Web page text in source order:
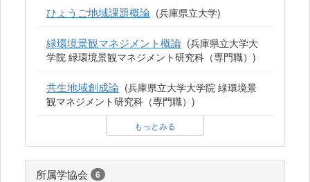
ひょうご地域課題概論 (兵庫県立大学)
緑環境景観マネジメント概論 (兵庫県立大学大
学院 緑環境景観マネジメント研究科（専門職）)
共生地域創成論 (兵庫県立大学大学院 緑環境景
観マネジメント研究科（専門職）)
もっとみる
所属学協会 6